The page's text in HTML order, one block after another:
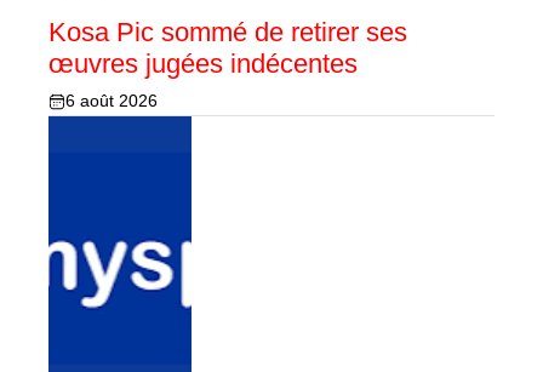
Kosa Pic sommé de retirer ses
œuvres jugées indécentes
6 août 2026